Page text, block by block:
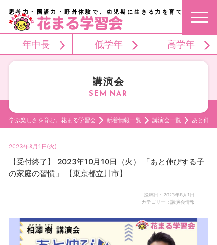
思考力・国語力・野外体験で、幼児期に生きる力を育てる。
年中長 低学年 高学年
講演会
学ぶ楽しさを育む。花まる学習会 新着情報一覧 講演会一覧 あと伸び
2023年8月1日(火)
【受付終了】 2023年10月10日（火） 「あと伸びする子
の家庭の習慣」 【東京都立川市】
投稿日：2023年8月1日
カテゴリー：講演会情報